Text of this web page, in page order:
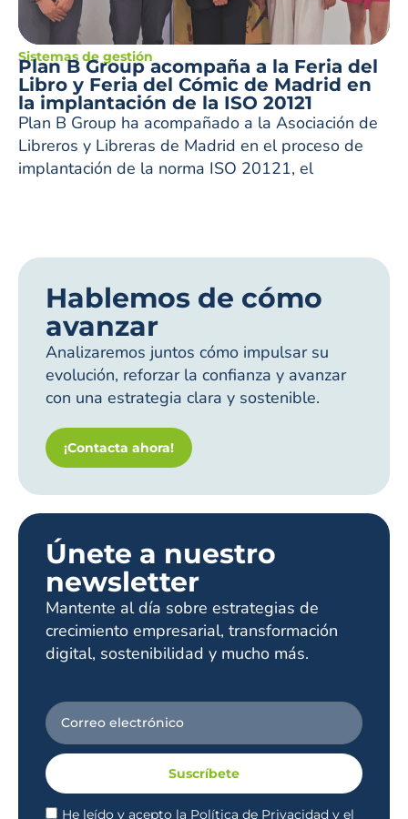
Sistemas de gestión
Plan B Group acompaña a la Feria del
Libro y Feria del Cómic de Madrid en
la implantación de la ISO 20121
Plan B Group ha acompañado a la Asociación de
Libreros y Libreras de Madrid en el proceso de
implantación de la norma ISO 20121, el
Hablemos de cómo
avanzar
Analizaremos juntos cómo impulsar su
evolución, reforzar la confianza y avanzar
con una estrategia clara y sostenible.
¡Contacta ahora!
Únete a nuestro
newsletter
Mantente al día sobre estrategias de
crecimiento empresarial, transformación
digital, sostenibilidad y mucho más.
He leído y acepto la Política de Privacidad y el
Suscríbete